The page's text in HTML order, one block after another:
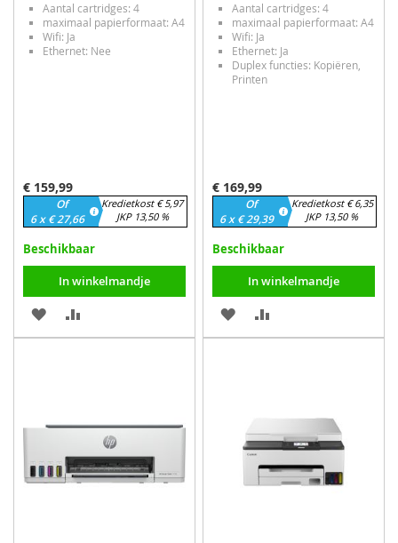
Aantal cartridges: 4
maximaal papierformaat: A4
Wifi: Ja
Ethernet: Nee
€ 159,99
Of
6 x € 27,66
Kredietkost € 5,97
JKP 13,50 %
Beschikbaar
In winkelmandje
VOEG
TOE OM
Aantal cartridges: 4
maximaal papierformaat: A4
Wifi: Ja
Ethernet: Ja
Duplex functies: Kopiëren,
Printen
€ 169,99
Of
6 x € 29,39
Kredietkost € 6,35
JKP 13,50 %
Beschikbaar
In winkelmandje
VOEG
TOE OM